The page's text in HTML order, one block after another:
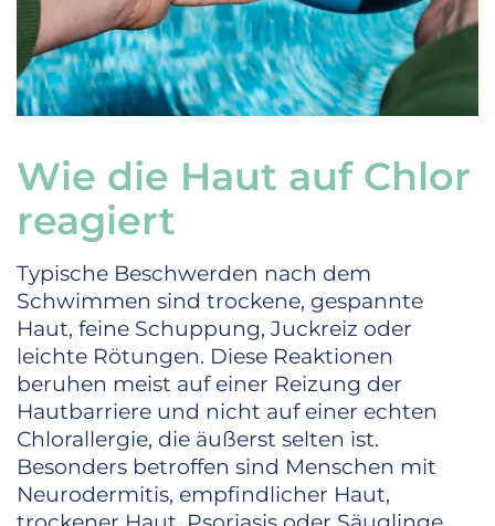
Wie die Haut auf Chlor
reagiert
Typische Beschwerden nach dem
Schwimmen sind trockene, gespannte
Haut, feine Schuppung, Juckreiz oder
leichte Rötungen. Diese Reaktionen
beruhen meist auf einer Reizung der
Hautbarriere und nicht auf einer echten
Chlorallergie, die äußerst selten ist.
Besonders betroffen sind Menschen mit
Neurodermitis, empfindlicher Haut,